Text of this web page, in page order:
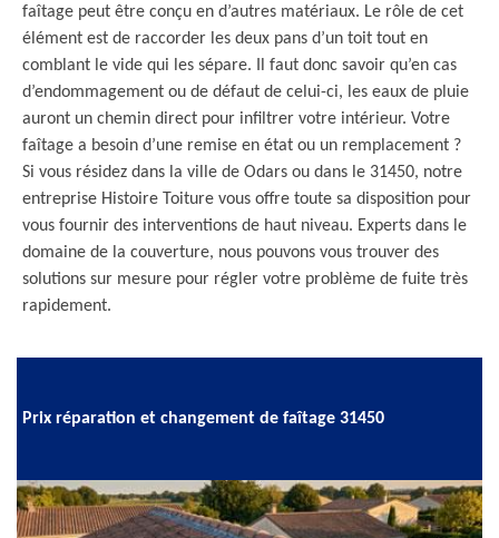
faîtage peut être conçu en d’autres matériaux. Le rôle de cet
élément est de raccorder les deux pans d’un toit tout en
comblant le vide qui les sépare. Il faut donc savoir qu’en cas
d’endommagement ou de défaut de celui-ci, les eaux de pluie
auront un chemin direct pour infiltrer votre intérieur. Votre
faîtage a besoin d’une remise en état ou un remplacement ?
Si vous résidez dans la ville de Odars ou dans le 31450, notre
entreprise Histoire Toiture vous offre toute sa disposition pour
vous fournir des interventions de haut niveau. Experts dans le
domaine de la couverture, nous pouvons vous trouver des
solutions sur mesure pour régler votre problème de fuite très
rapidement.
Prix réparation et changement de faîtage 31450